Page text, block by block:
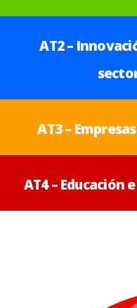
AT2 –
AT3 –
AT4 – Educación